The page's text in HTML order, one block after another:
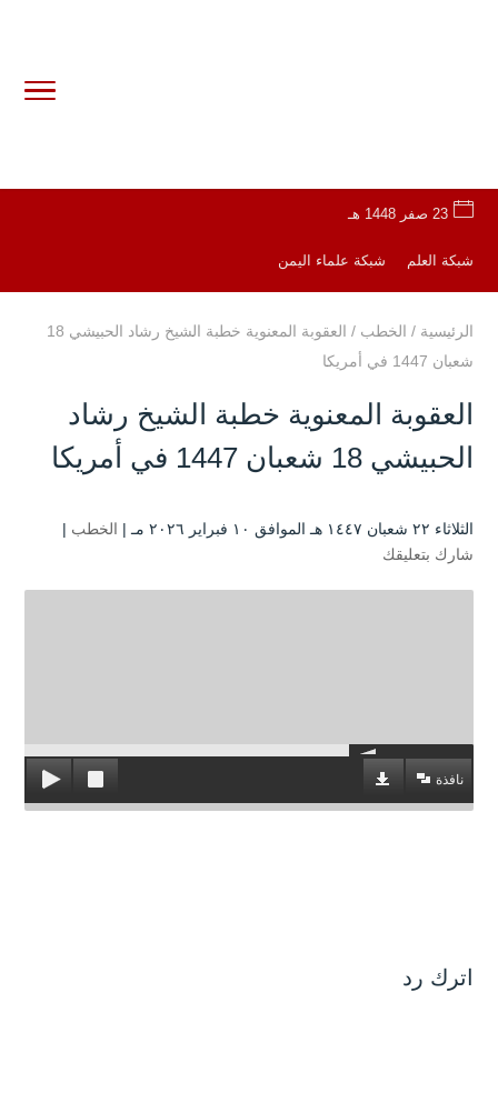
23 صفر 1448 هـ
شبكة العلم شبكة علماء اليمن
الرئيسية / الخطب /
العقوبة المعنوية خطبة الشيخ رشاد الحبيشي 18
شعبان 1447 في أمريكا
العقوبة المعنوية خطبة الشيخ رشاد
الحبيشي 18 شعبان 1447 في أمريكا
الثلاثاء ۲۲ شعبان ۱٤٤۷ هـ الموافق ۱۰ فبراير ۲۰۲٦ مـ | الخطب |
شارك بتعليقك
نافذة
اترك رد